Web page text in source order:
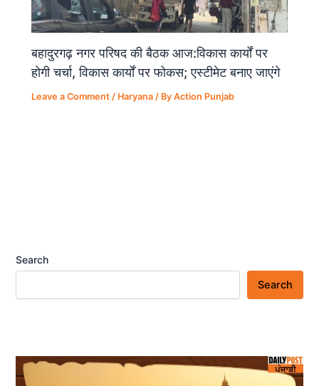
बहादुरगढ़ नगर परिषद की बैठक आज:विकास कार्यों पर
होगी चर्चा, विकास कार्यों पर फोकस; एस्टीमेट बनाए जाएंगे
Leave a Comment / Haryana / ByAction Punjab
Search
Search